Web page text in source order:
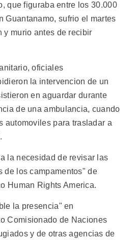
que figuraba entre los 30.000
Guantanamo, sufrio el martes
y murio antes de recibir
oficiales
la intervencion de un
en aguardar durante
de una ambulancia, cuando
automoviles para trasladar a
la necesidad de revisar las
de los campamentos" de
Human Rights America.
la presencia" en
Comisionado de Naciones
y de otras agencias de